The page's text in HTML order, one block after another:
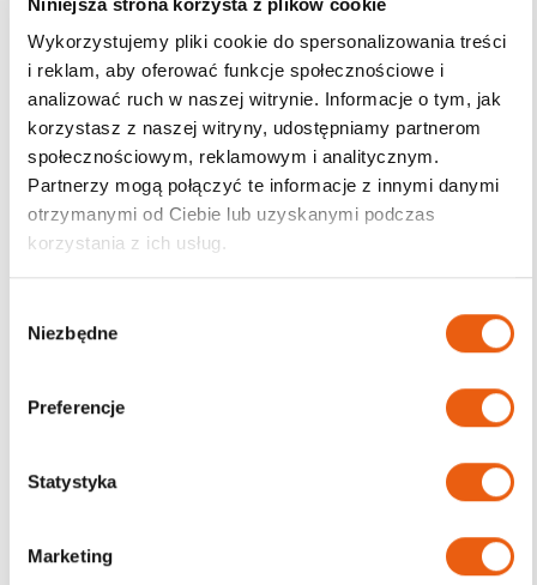
Wykorzystujemy pliki cookie do spersonalizowania treści
i reklam, aby oferować funkcje społecznościowe i
analizować ruch w naszej witrynie. Informacje o tym, jak
korzystasz z naszej witryny, udostępniamy partnerom
społecznościowym, reklamowym i analitycznym.
Partnerzy mogą połączyć te informacje z innymi danymi
otrzymanymi od Ciebie lub uzyskanymi podczas
korzystania z ich usług.
Niezbędne
Preferencje
Statystyka
Marketing
Filtruj
Darmowa dostawa
od 200zł